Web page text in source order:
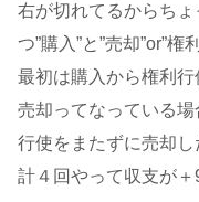
右が切れてるからち
つ”購入”と”売却”or”権
最初は購入から権利行
売却ってなっている
行使をまたずに売却し
計４回やって収支が＋